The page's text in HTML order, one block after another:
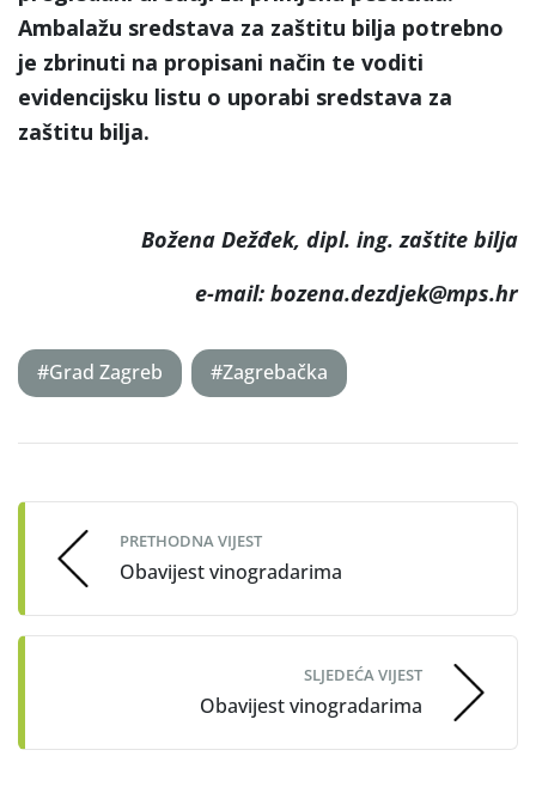
Ambalažu sredstava za zaštitu bilja potrebno
je zbrinuti na propisani način te voditi
evidencijsku listu o uporabi sredstava za
zaštitu bilja.
Božena Dežđek, dipl. ing. zaštite bilja
e-mail: bozena.dezdjek@mps.hr
#Grad Zagreb #Zagrebačka
navigation
PRETHODNA VIJEST
Obavijest vinogradarima
SLJEDEĆA VIJEST
Obavijest vinogradarima